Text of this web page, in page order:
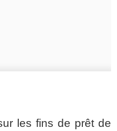
les fins de prêt de